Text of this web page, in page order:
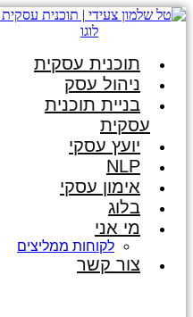
תוכנית עסקית
ניהול עסק
בניית תוכנית
עסקית
יועץ עסקי
NLP
אימון עסקי
בלוג
מי אני
לקוחות ממליצים
צור קשר